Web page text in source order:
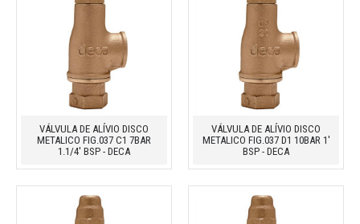
VÁLVULA DE ALÍVIO DISCO
METALICO FIG.037 C1 7BAR
1.1/4' BSP - DECA
VÁLVULA DE ALÍVIO DISCO
METALICO FIG.037 D1 10BAR 1'
BSP - DECA